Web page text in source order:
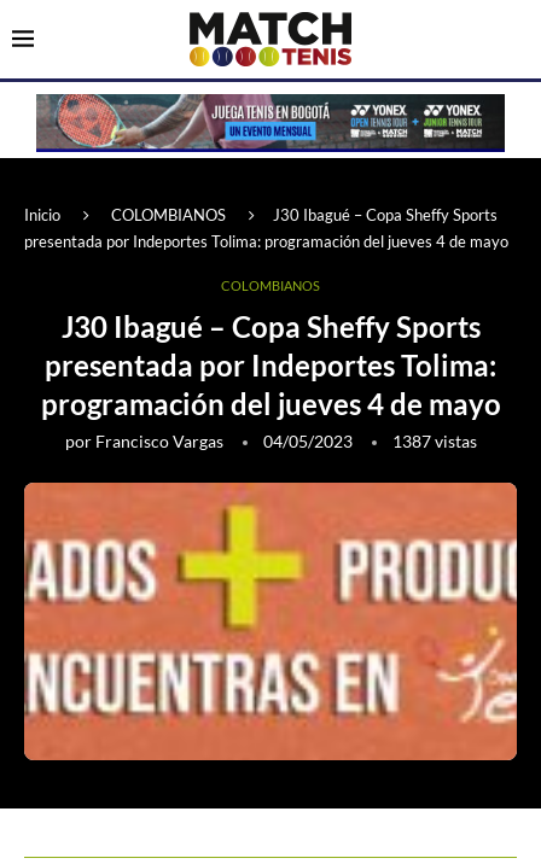
Inicio COLOMBIANOS
J30 Ibagué – Copa Sheffy Sports
presentada por Indeportes Tolima: programación del jueves 4 de mayo
COLOMBIANOS
J30 Ibagué – Copa Sheffy Sports
presentada por Indeportes Tolima:
programación del jueves 4 de mayo
por Francisco Vargas 04/05/2023 1387vistas